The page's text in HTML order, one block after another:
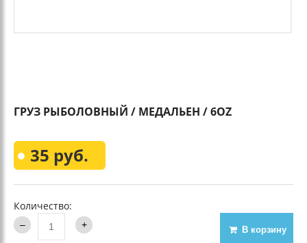
ГРУЗ РЫБОЛОВНЫЙ / МЕДАЛЬЕН / 6OZ
35 руб.
Количество:
В корзину